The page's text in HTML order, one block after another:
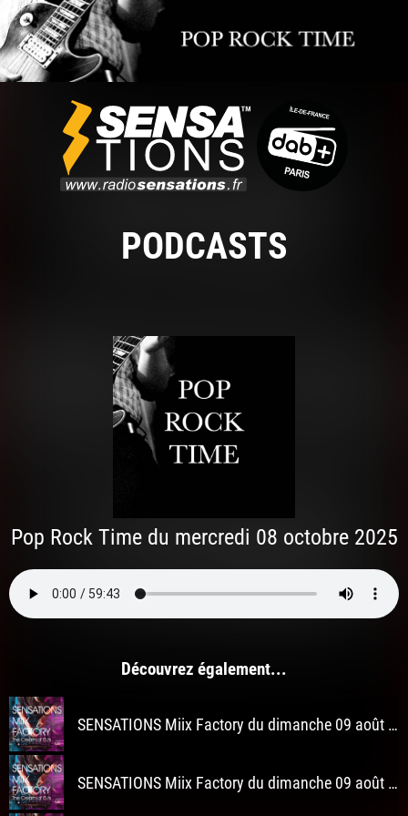
PODCASTS
Pop Rock Time du mercredi 08 octobre 2025
Découvrez également...
SENSATIONS Miix Factory du dimanche 09 août 2026 à 3h
SENSATIONS Miix Factory du dimanche 09 août 2026 à 2h